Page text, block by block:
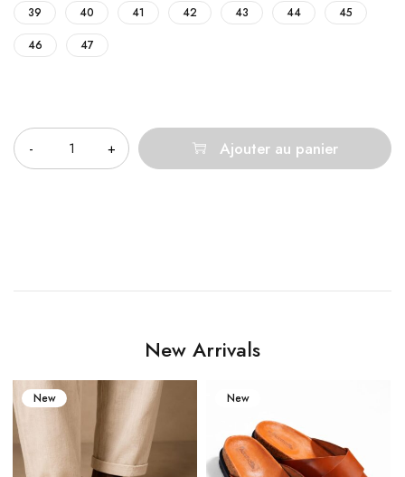
39 40 41 42 43 44
45
46
47
Ajouter au panier
New Arrivals
New New